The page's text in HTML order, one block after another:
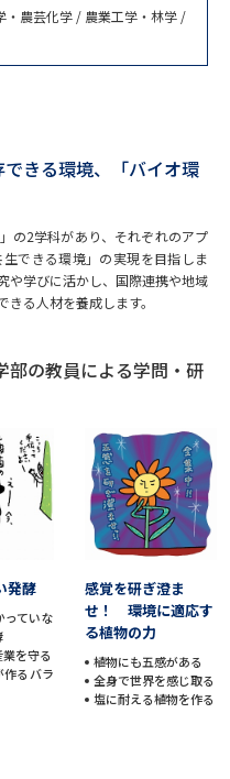
新学年スタート号特集ページ
（高2生用）
実施プログラムから探す
夢ナビライブ
資料検索
農芸化学 / 農業工学・林学 /
きる環境、「バイオ環
の2学科があり、それぞれのアプ
できる環境」の実現を目指しま
や学びに活かし、国際連携や地域
る人材を養成します。
部の教員による学問・研
発酵
っていな
を守る
作るバラ
感覚を研ぎ澄ま
せ！ 環境に適応す
る植物の力
植物にも五感がある
全身で世界を感じ取る
塩に耐える植物を作る